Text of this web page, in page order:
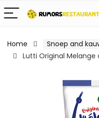
Home Snoep and
Lutti Original Melange